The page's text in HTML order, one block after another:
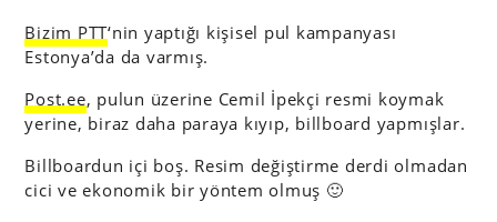
Bizim PTT‘nin yaptığı kişisel pul kampanyası
Estonya’da da varmış.
Post.ee, pulun üzerine Cemil İpekçi resmi koymak
yerine, biraz daha paraya kıyıp, billboard yapmışlar.
Billboardun içi boş. Resim değiştirme derdi olmadan
cici ve ekonomik bir yöntem olmuş 🙂